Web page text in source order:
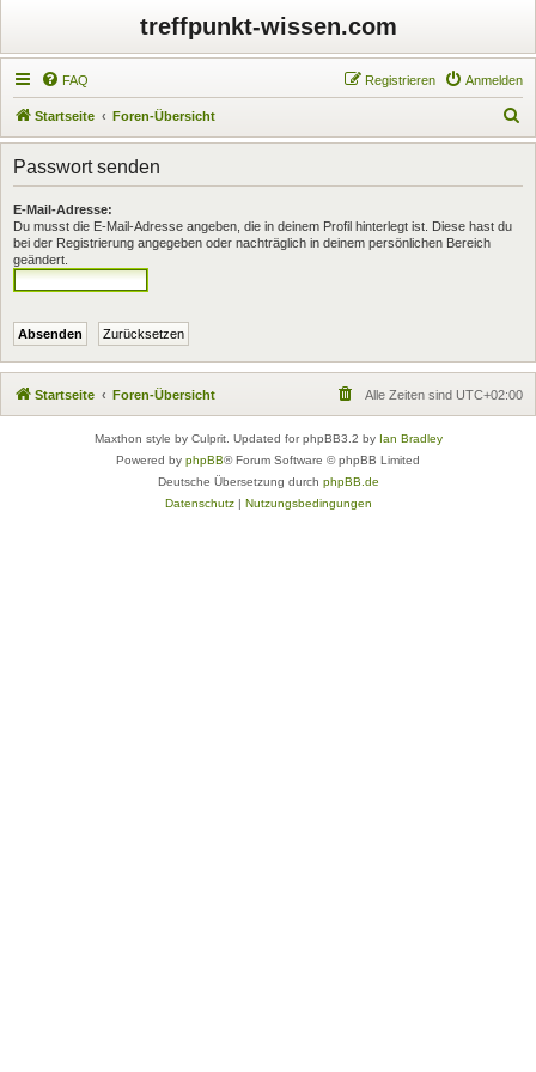
treffpunkt-wissen.com
FAQ Anmelden
Registrieren
Startseite Foren-Übersicht
u
Passwort senden
E-Mail-Adresse:
Du musst die E-Mail-Adresse angeben, die in deinem Profil hinterlegt ist. Diese hast du
bei der Registrierung angegeben oder nachträglich in deinem persönlichen Bereich
geändert.
Startseite Foren-Übersicht Alle Zeiten sind UTC+02:00
Maxthon style by Culprit. Updated for phpBB3.2 by Ian Bradley
Powered by phpBB® Forum Software © phpBB Limited
Deutsche Übersetzung durch phpBB.de
Datenschutz| Nutzungsbedingungen